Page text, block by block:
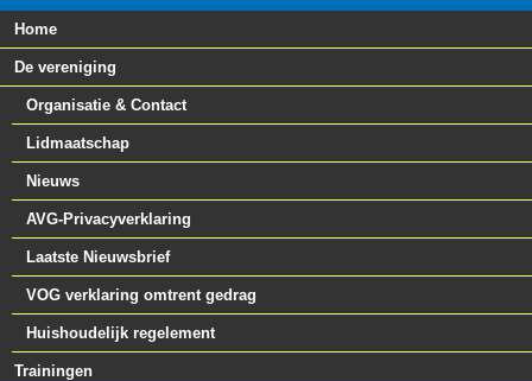
Home
De vereniging
Organisatie & Contact
Lidmaatschap
Nieuws
AVG-Privacyverklaring
Laatste Nieuwsbrief
VOG verklaring omtrent gedrag
Huishoudelijk regelement
Trainingen